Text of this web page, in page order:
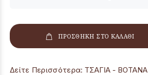
ΠΡΟΣΘΗΚΗ ΣΤΟ ΚΑΛΑΘΙ
Δείτε Περισσότερα: ΤΣΑΓΙΑ - ΒΟΤΑΝΑ